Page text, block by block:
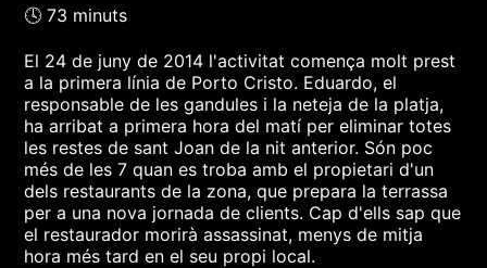
🕓 73 minuts
El 24 de juny de 2014 l'activitat comença molt prest
a la primera línia de Porto Cristo. Eduardo, el
responsable de les gandules i la neteja de la platja,
ha arribat a primera hora del matí per eliminar totes
les restes de sant Joan de la nit anterior. Són poc
més de les 7 quan es troba amb el propietari d'un
dels restaurants de la zona, que prepara la terrassa
per a una nova jornada de clients. Cap d'ells sap que
el restaurador morirà assassinat, menys de mitja
hora més tard en el seu propi local.